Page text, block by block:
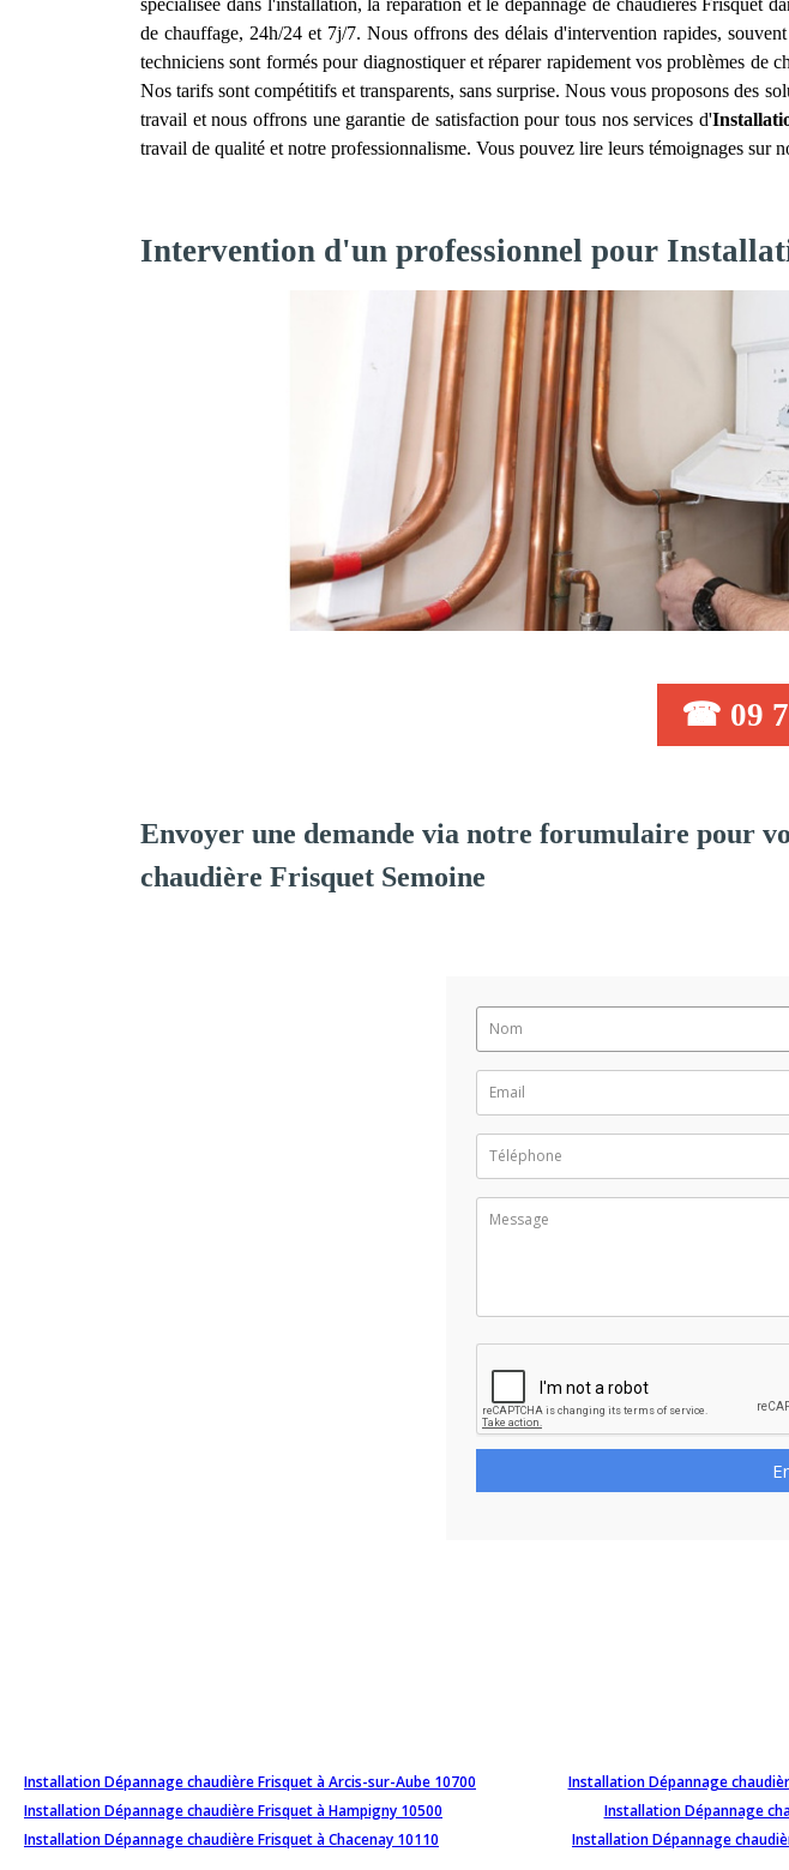
spécialisée dans l'installation, la réparation et le dépannage de chaudières Frisquet
de chauffage, 24h/24 et 7j/7. Nous offrons des délais d'intervention rapides,
techniciens sont formés pour diagnostiquer et réparer rapidement vos problèmes de
Nos tarifs sont compétitifs et transparents, sans surprise. Nous vous proposons des
travail et nous offrons une garantie de satisfaction pour tous nos services d'
travail de qualité et notre professionnalisme. Vous pouvez lire leurs témoignages sur
Intervention d'un professionnel pour
☎ 09
Envoyer une demande via notre forumulaire pour
chaudière Frisquet Semoine
Installation Dépannage chaudière Frisquet à Arcis-sur-Aube 10700 Installation Dépannage
Installation Dépannage chaudière Frisquet à Hampigny 10500
Installation Dépannage
Installation Dépannage chaudière Frisquet à Chacenay 10110
Installation Dépannage